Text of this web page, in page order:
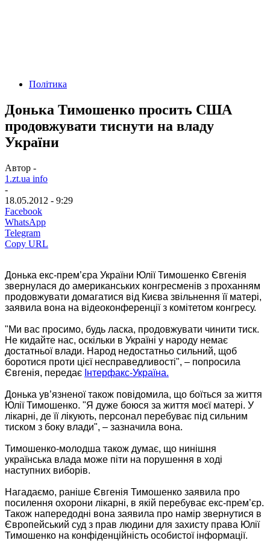
Політика
Донька Тимошенко просить США
продовжувати тиснути на владу
України
Автор -
1.zt.ua info
-
18.05.2012 - 9:29
Facebook
WhatsApp
Telegram
Copy URL
Донька екс-прем’єра України Юлії Тимошенко Євгенія
звернулася до американських конгресменів з проханням
продовжувати домагатися від Києва звільнення її матері,
заявила вона на відеоконференції з комітетом конгресу.
"Ми вас просимо, будь ласка, продовжувати чинити тиск.
Не кидайте нас, оскільки в Україні у народу немає
достатньої влади. Народ недостатньо сильний, щоб
боротися проти цієї несправедливості", – попросила
Євгенія, передає Інтерфакс-Україна.
Донька ув’язненої також повідомила, що боїться за життя
Юлії Тимошенко. "Я дуже боюся за життя моєї матері. У
лікарні, де її лікують, персонал перебуває під сильним
тиском з боку влади", – зазначила вона.
Тимошенко-молодша також думає, що нинішня
українська влада може піти на порушення в ході
наступних виборів.
Нагадаємо, раніше Євгенія Тимошенко заявила про
посилення охорони лікарні, в якій перебуває екс-прем’єр.
Також напередодні вона заявила про намір звернутися в
Європейський суд з прав людини для захисту права Юлії
Тимошенко на конфіденційність особистої інформації.